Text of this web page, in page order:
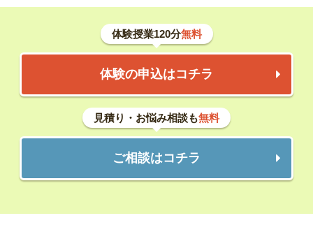
体験授業120分無料
体験の申込はコチラ
見積り・お悩み相談も無料
ご相談はコチラ